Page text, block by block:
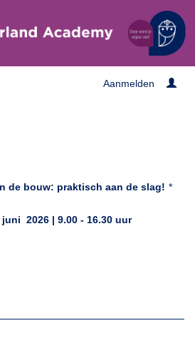
Aanmelden
de bouw: praktisch aan de slag! *
2026 | 9.00 - 16.30 uur